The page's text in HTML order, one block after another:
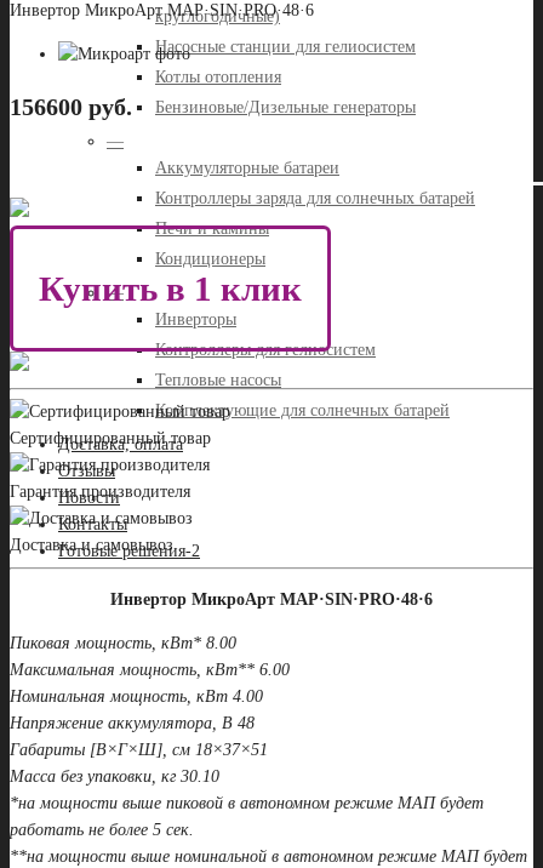
круглогодичные)
Насосные станции для гелиосистем
Котлы отопления
Бензиновые/Дизельные генераторы
—
Аккумуляторные батареи
Контроллеры заряда для солнечных батарей
Печи и камины
Кондиционеры
—
Инверторы
Контроллеры для гелиосистем
Тепловые насосы
Комплектующие для солнечных батарей
Доставка, оплата
Отзывы
Новости
Контакты
Готовые решения-2
Инвертор МикроАрт MAP·SIN·PRO·48·6
156600 руб.
Купить в 1 клик
Сертифицированный товар
Гарантия производителя
Доставка и самовывоз
Инвертор МикроАрт MAP·SIN·PRO·48·6
Пиковая мощность, кВт* 8.00
Максимальная мощность, кВт** 6.00
Номинальная мощность, кВт 4.00
Напряжение аккумулятора, В 48
Габариты [В×Г×Ш], см 18×37×51
Масса без упаковки, кг 30.10
*на мощности выше пиковой в автономном режиме МАП будет
работать не более 5 сек.
**на мощности выше номинальной в автономном режиме МАП будет